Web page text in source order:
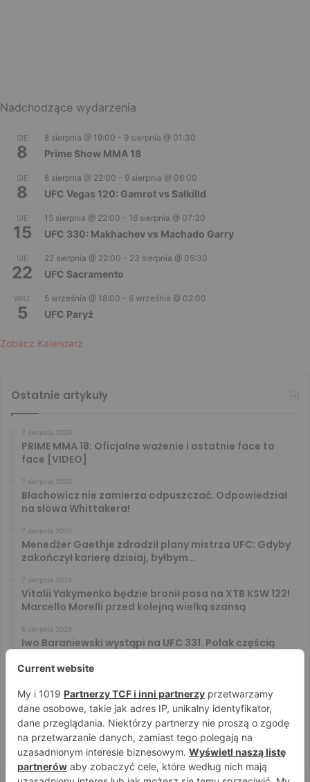
Nadchodzące wydarzenia
SIE
8
8 sierpnia @ 19:00 - 9 sierpnia @ 01:30
Prime Show MMA 18
SIE
8
8 sierpnia @ 22:00 - 9 sierpnia @ 06:00
UFC Vegas 120: Gamrot vs Salkilld
SIE
15
15 sierpnia @ 22:00 - 16 sierpnia @ 07:30
UFC 330: Makhachev vs Machado Garry
SIE
22
22 sierpnia @ 22:00 - 23 sierpnia @ 05:30
UFC Sacramento
WRZ
5
5 września @ 18:00 - 6 września @ 02:00
UFC Paryż
Zobacz Kalendarz
Ostatnie artykuły
7 sierpnia 2026
PRIME MMA 18: Oficjalne ważenie i ostatnie face to
face [VIDEO]
7 sierpnia 2026
Błachowicz nie zamierza odpuszczać. Odpowiedział
na słowa Whittakera!
7 sierpnia 2026
Menedżer Gaethje zdradził plany mistrza UFC: Gdyby
zakończył karierę dzisiaj, byłbym…
7 sierpnia 2026
Vitalii Yakymenko będzie bronił pasa na XTB KSW 122!
Marcello Morelli przed kolejną wielką szansą
6 sierpnia 2026
Iwo Baraniewski wystąpi na UFC 331. Polak częścią
Don Kasjo poznał rywala na FAME 32. Bartosz Szachta
przeciwnikiem Króla
6 sierpnia 2026
Niepokonany Włodarczyk zawalczy o ranking! Na XTB
KSW 122 zmierzy się z Paivą